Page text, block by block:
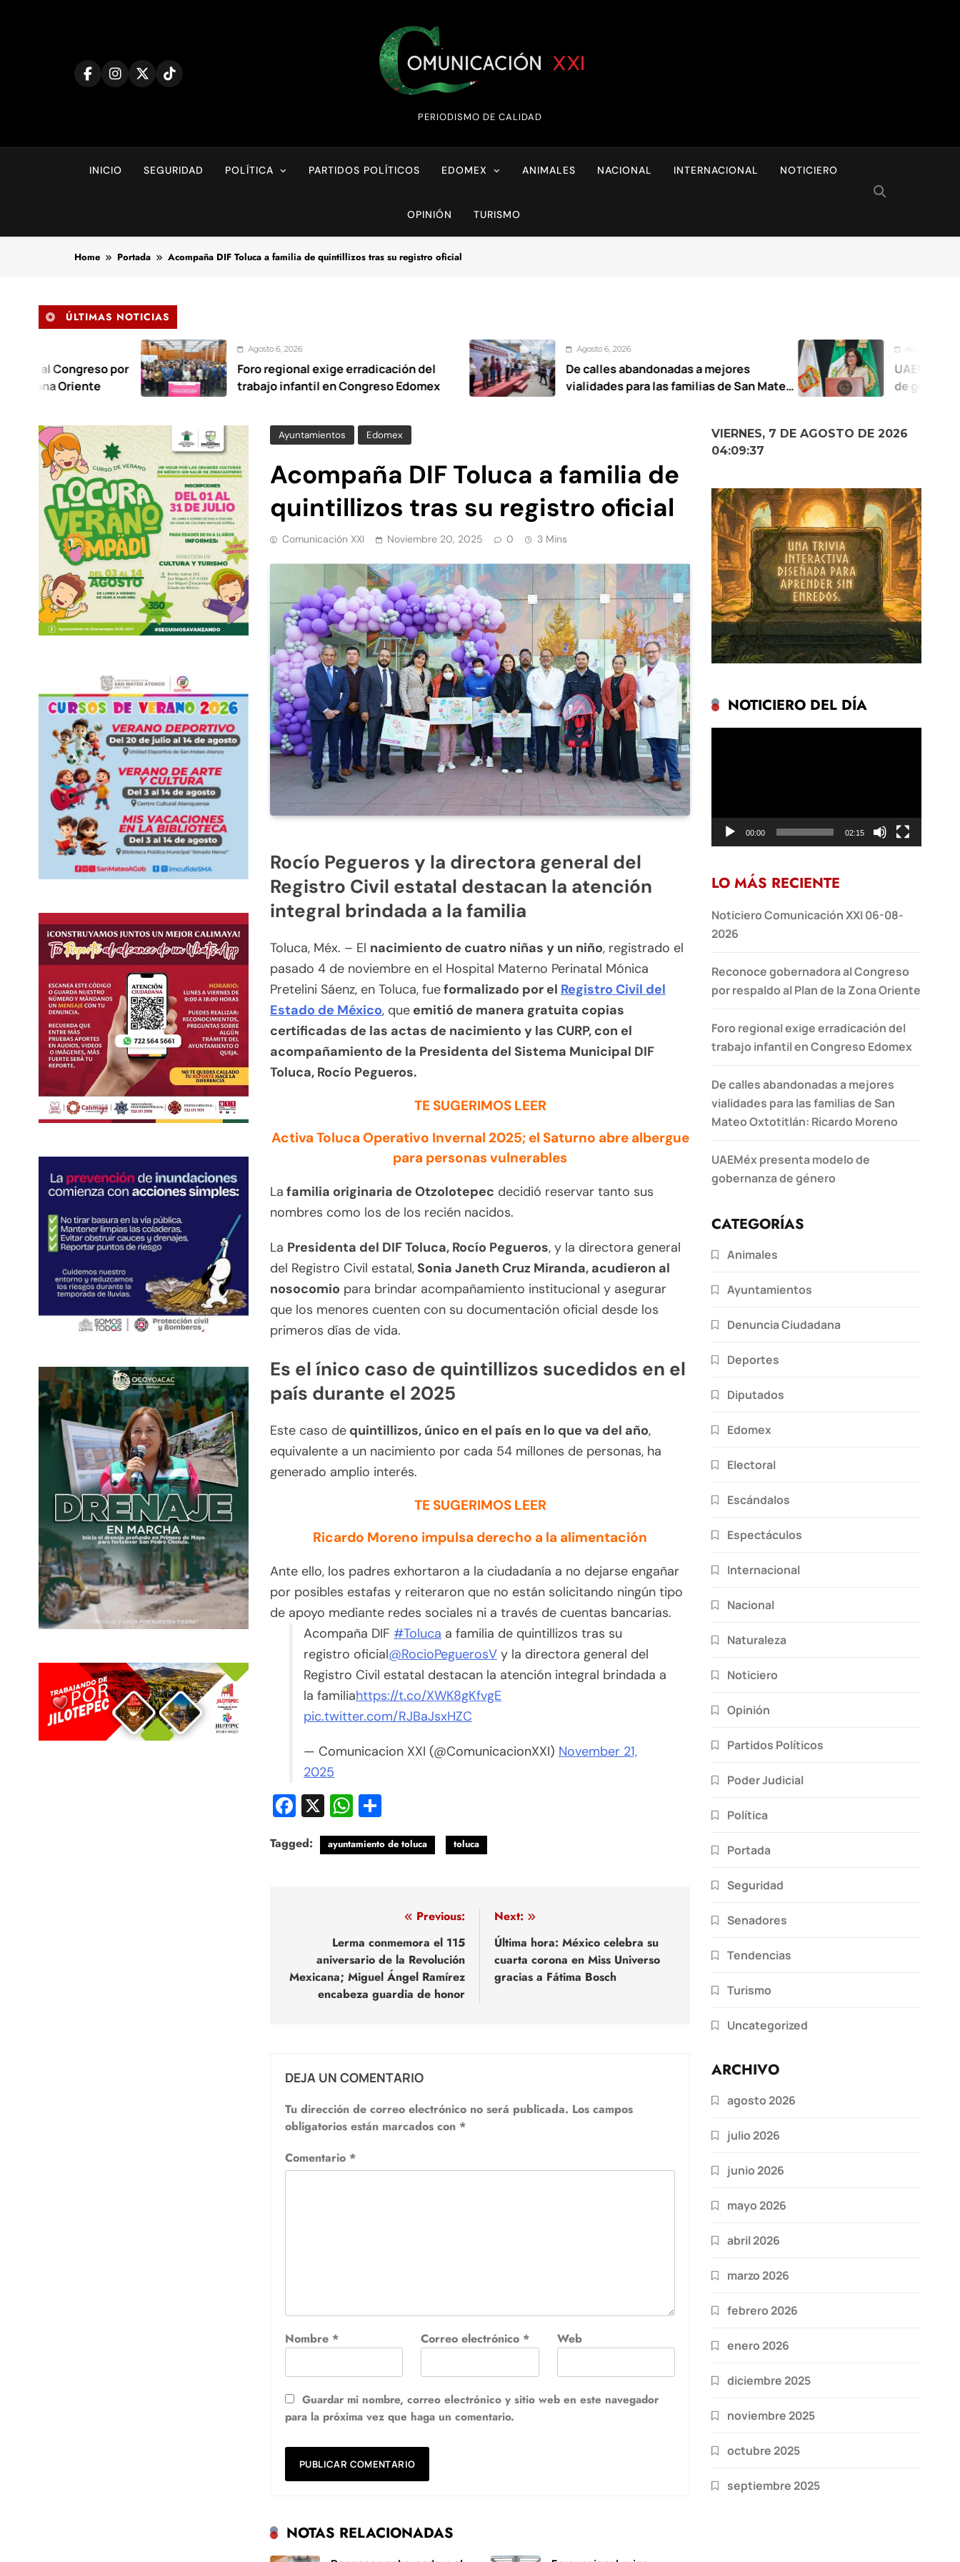
Comunicación XXI
PERIODISMO DE CALIDAD
INICIO SEGURIDAD POLÍTICA PARTIDOS POLÍTICOS EDOMEX ANIMALES NACIONAL INTERNACIONAL NOTICIERO
OPINIÓN TURISMO
Home Portada Acompaña DIF Toluca a familia de quintillizos tras su registro oficial
ÚLTIMAS NOTICIAS
Agosto 6, 2026
Foro regional exige erradicación del
trabajo infantil en Congreso Edomex
Agosto 6, 2026
De calles abandonadas a mejores
vialidades para las familias de San Mateo
Agosto 6, 2026
UAEMéx presenta modelo
de género
Ayuntamientos Edomex
Acompaña DIF Toluca a familia de
quintillizos tras su registro oficial
Comunicación XXI Noviembre 20, 2025 0 3 Mins
Rocío Pegueros y la directora general del
Registro Civil estatal destacan la atención
integral brindada a la familia
Toluca, Méx. – El nacimiento de cuatro niñas y un niño, registrado el
pasado 4 de noviembre en el Hospital Materno Perinatal Mónica
Pretelini Sáenz, en Toluca, fueformalizado por el Registro Civil del
Estado de México, que emitió de manera gratuita copias
certificadas de las actas de nacimiento y las CURP, con el
acompañamiento de la Presidenta del Sistema Municipal DIF
Toluca, Rocío Pegueros.
TE SUGERIMOS LEER
Activa Toluca Operativo Invernal 2025; el Saturno abre albergue
para personas vulnerables
La familia originaria de Otzolotepec decidió reservar tanto sus
nombres como los de los recién nacidos.
La Presidenta del DIF Toluca, Rocío Pegueros, y la directora general
del Registro Civil estatal, Sonia Janeth Cruz Miranda, acudieron al
nosocomio para brindar acompañamiento institucional y asegurar
que los menores cuenten con su documentación oficial desde los
primeros días de vida.
Es el ínico caso de quintillizos sucedidos en el
país durante el 2025
Este caso de quintillizos, único en el país en lo que va del año,
equivalente a un nacimiento por cada 54 millones de personas, ha
generado amplio interés.
TE SUGERIMOS LEER
Ricardo Moreno impulsa derecho a la alimentación
Ante ello, los padres exhortaron a la ciudadanía a no dejarse engañar
por posibles estafas y reiteraron que no están solicitando ningún tipo
de apoyo mediante redes sociales ni a través de cuentas bancarias.
Acompaña DIF #Toluca a familia de quintillizos tras su
registro oficial@RocioPeguerosV y la directora general del
Registro Civil estatal destacan la atención integral brindada a
la familiahttps://t.co/XWK8gKfvgE
pic.twitter.com/RJBaJsxHZC
— Comunicacion XXI (@ComunicacionXXI) November 21,
2025
Facebook
X WhatsApp
Tagged: ayuntamiento de toluca toluca
entradas
Previous:
Lerma conmemora el 115
aniversario de la Revolución
Mexicana; Miguel Ángel Ramírez
encabeza guardia de honor
Next:
Última hora: México celebra su
cuarta corona en Miss Universo
gracias a Fátima Bosch
DEJA UN COMENTARIO
Tu dirección de correo electrónico no será publicada. Los campos
obligatorios están marcados con *
Comentario *
Nombre * Correo electrónico * Web
Guardar mi nombre, correo electrónico y sitio web en este navegador
para la próxima vez que haga un comentario.
NOTAS RELACIONADAS
VIERNES, 7 DE AGOSTO DE 2026
04:09:38
NOTICIERO DEL DÍA
00:00 02:15
LO MÁS RECIENTE
Noticiero Comunicación XXI 06-08-
2026
Reconoce gobernadora al Congreso
por respaldo al Plan de la Zona Oriente
Foro regional exige erradicación del
trabajo infantil en Congreso Edomex
De calles abandonadas a mejores
vialidades para las familias de San
Mateo Oxtotitlán: Ricardo Moreno
UAEMéx presenta modelo de
gobernanza de género
CATEGORÍAS
Animales
Ayuntamientos
Denuncia Ciudadana
Deportes
Diputados
Edomex
Electoral
Escándalos
Espectáculos
Internacional
Nacional
Naturaleza
Noticiero
Opinión
Partidos Políticos
Poder Judicial
Política
Portada
Seguridad
Senadores
Tendencias
Turismo
Uncategorized
ARCHIVO
agosto 2026
julio 2026
junio 2026
mayo 2026
abril 2026
marzo 2026
febrero 2026
enero 2026
diciembre 2025
noviembre 2025
octubre 2025
septiembre 2025